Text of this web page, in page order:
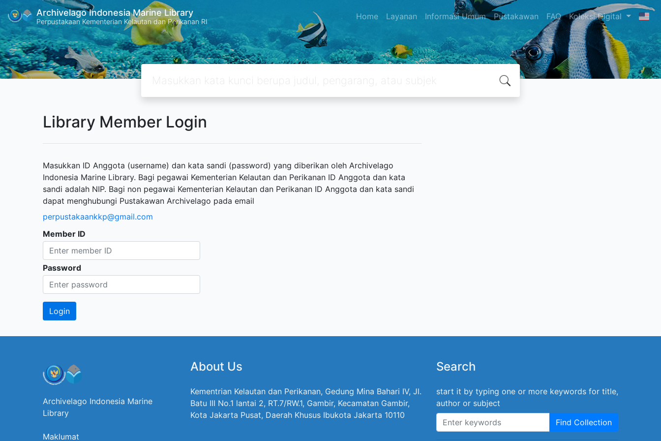
Archivelago Indonesia Marine Library
Perpustakaan Kementerian Kelautan dan Perikanan RI Home Layanan Informasi Umum Pustakawan FAQ Koleksi Digital
Library Member Login
Masukkan ID Anggota (username) dan kata sandi (password) yang diberikan oleh Archivelago
Indonesia Marine Library. Bagi pegawai Kementerian Kelautan dan Perikanan ID Anggota dan kata
sandi adalah NIP. Bagi non pegawai Kementerian Kelautan dan Perikanan ID Anggota dan kata sandi
dapat menghubungi Pustakawan Archivelago pada email
perpustakaankkp@gmail.com
Member ID
Password
Archivelago Indonesia Marine
Library
Maklumat
About Us
Kementrian Kelautan dan Perikanan, Gedung Mina Bahari IV, Jl.
Batu III No.1 lantai 2, RT.7/RW.1, Gambir, Kecamatan Gambir,
Kota Jakarta Pusat, Daerah Khusus Ibukota Jakarta 10110
Search
start it by typing one or more keywords for title,
author or subject
Find Collection